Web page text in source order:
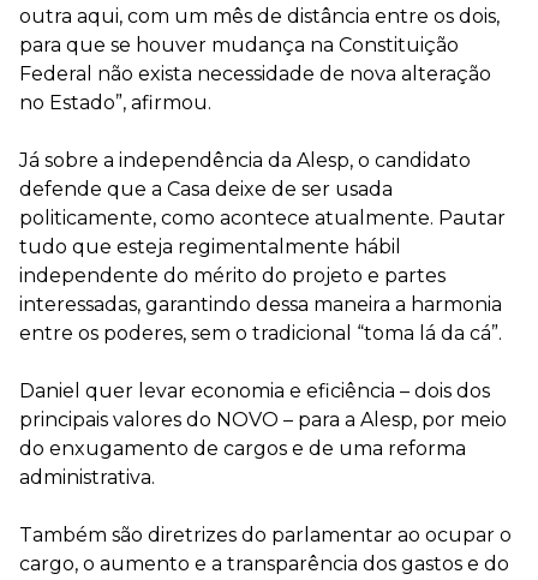
outra aqui, com um mês de distância entre os dois,
para que se houver mudança na Constituição
Federal não exista necessidade de nova alteração
no Estado”, afirmou.
Já sobre a independência da Alesp, o candidato
defende que a Casa deixe de ser usada
politicamente, como acontece atualmente. Pautar
tudo que esteja regimentalmente hábil
independente do mérito do projeto e partes
interessadas, garantindo dessa maneira a harmonia
entre os poderes, sem o tradicional “toma lá da cá”.
Daniel quer levar economia e eficiência – dois dos
principais valores do NOVO – para a Alesp, por meio
do enxugamento de cargos e de uma reforma
administrativa.
Também são diretrizes do parlamentar ao ocupar o
cargo, o aumento e a transparência dos gastos e do